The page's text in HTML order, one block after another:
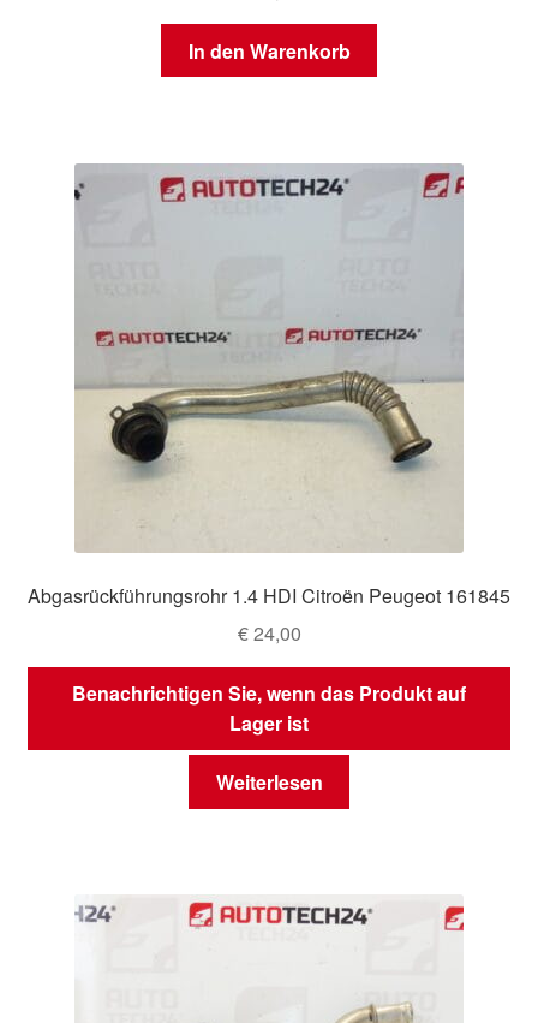
In den Warenkorb
Abgasrückführungsrohr 1.4 HDI Citroën Peugeot 161845
€24,00
Benachrichtigen Sie, wenn das Produkt auf
Lager ist
Weiterlesen